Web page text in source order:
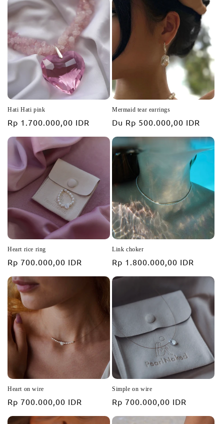
Hati Hati pink
Prix
habituel
Rp 1.700.000,00 IDR
Mermaid tear earrings
Prix
habituel
Du Rp 500.000,00 IDR
Heart rice ring
Prix
habituel
Rp 700.000,00 IDR
Link choker
Prix
habituel
Rp 1.800.000,00 IDR
Heart on wire
Prix
habituel
Rp 700.000,00 IDR
Simple on wire
Prix
habituel
Rp 700.000,00 IDR